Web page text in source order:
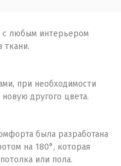
с любым интерьером
ткани.
при необходимости
другого цвета.
была разработана
на 180°, которая
или пола.